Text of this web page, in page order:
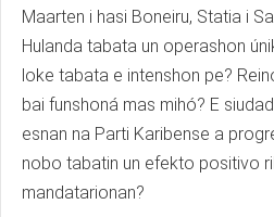
Maarten i hasi Boneiru, Statia i
Hulanda tabata un operashon
loke tabata e intenshon pe?
bai funshoná mas mihó? E
esnan na Parti Karibense a
nobo tabatin un efekto positivo
mandatarionan?